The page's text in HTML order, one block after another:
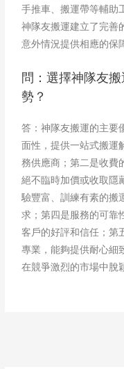
手推車、搬運帶等輔助
神隊友搬運建立了完善
意外情況提供相應的保
問：選擇神隊友
勢？
答：神隊友搬運的主要
面性，提供一站式搬運
務供應商；第二是收費
絕不臨時加價或收取隱
驗豐富、訓練有素的搬
求；第四是服務的可靠
客戶的好評和信任；第
專業，能夠提供耐心細
在競爭激烈的市場中脫